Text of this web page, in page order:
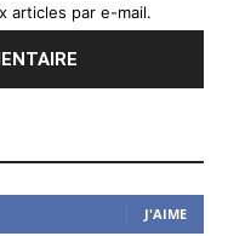
articles par e-mail.
J'AIME